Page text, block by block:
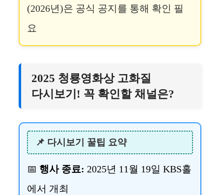
(2026년)은 공식 공지를 통해 확인 필
요
2025 청룡영화상 고화질
다시보기! 꼭 확인할 채널은?
📌 다시보기 꿀팁 요약
📅 행사 종료: 2025년 11월 19일 KBS홀
에서 개최